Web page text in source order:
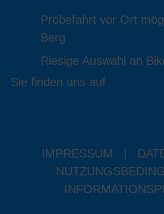
Probefahrt vor Ort
Berg
Riesige Auswahl an
Sie finden uns auf
IMPRESSUM